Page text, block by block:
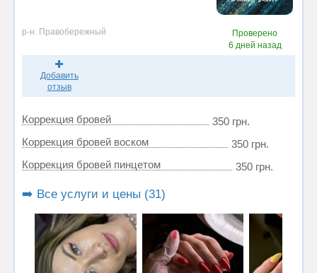
р-н. Правобережный
Проверено
6 дней назад
Добавить
отзыв
Коррекция бровей
350 грн.
Коррекция бровей воском
350 грн.
Коррекция бровей пинцетом
350 грн.
➡️ Все услуги и цены (31)